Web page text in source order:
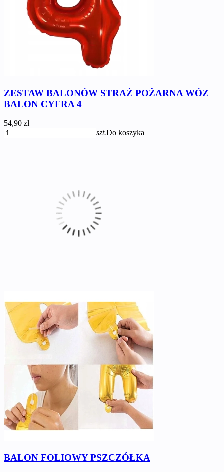
ZESTAW BALONÓW STRAŻ POŻARNA WÓZ
BALON CYFRA 4
54,90 zł
szt.Do koszyka
BALON FOLIOWY PSZCZÓŁKA